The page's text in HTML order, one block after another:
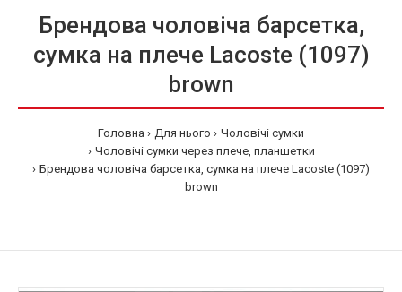
Брендова чоловіча барсетка,
сумка на плече Lacoste (1097)
brown
Головна Для нього
Чоловічі сумки
Чоловічі сумки через плече, планшетки
Брендова чоловіча барсетка, сумка на плече Lacoste (1097)
brown